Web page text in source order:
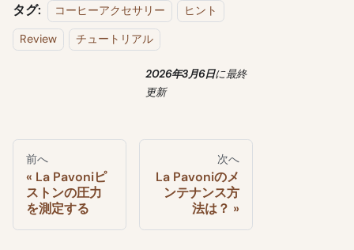
タグ: コーヒーアクセサリー
ヒント
Review
チュートリアル
2026年3月6日に最終
更新
前へ
La Pavoniピ
ストンの圧力
を測定する
次へ
La Pavoniのメ
ンテナンス方
法は？